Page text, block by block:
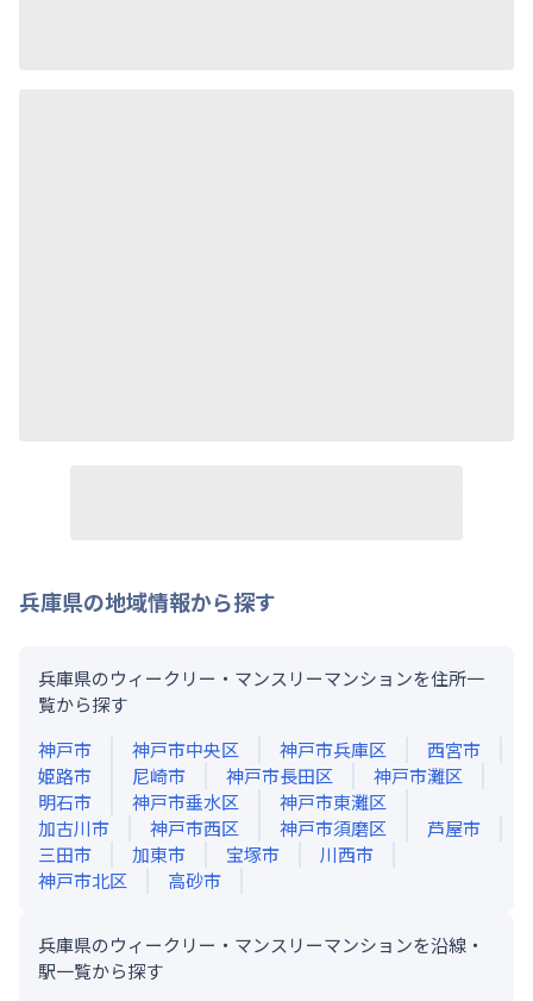
兵庫県の地域情報から探す
兵庫県のウィークリー・マンスリーマンションを住所一
覧から探す
神戸市
神戸市中央区 神戸市兵庫区
西宮市
姫路市
尼崎市 神戸市長田区
神戸市灘区
明石市
神戸市垂水区
神戸市東灘区
加古川市
神戸市西区 神戸市須磨区
芦屋市
三田市
加東市 宝塚市
川西市
神戸市北区
高砂市
兵庫県のウィークリー・マンスリーマンションを沿線・
駅一覧から探す